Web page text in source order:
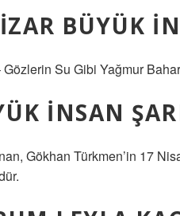
BÜYÜK
Gözlerin Su Gibi Yağmur
İNSAN
Gökhan Türkmen’in 17